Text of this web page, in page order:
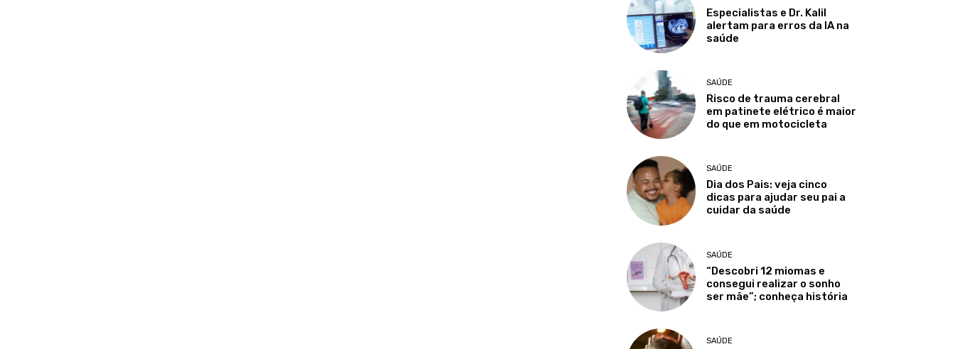
Especialistas e Dr. Kalil
alertam para erros da IA na
saúde
SAÚDE
Risco de trauma cerebral
em patinete elétrico é maior
do que em motocicleta
SAÚDE
Dia dos Pais: veja cinco
dicas para ajudar seu pai a
cuidar da saúde
SAÚDE
“Descobri 12 miomas e
consegui realizar o sonho
ser mãe”; conheça história
SAÚDE